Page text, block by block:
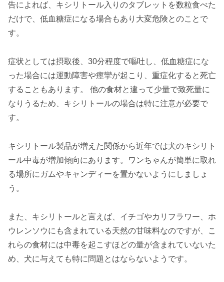
告によれば、キシリトール入りのタブレットを数粒食べた
だけで、低血糖症になる場合もあり大変危険とのことで
す。
症状としては摂取後、30分程度で嘔吐し、低血糖症にな
った場合には運動障害や痙攣が起こり、重症化すると死亡
することもあります。 他の食材と違って少量で致死量に
なりうるため、キシリトールの場合は特に注意が必要で
す。
キシリトール製品が増えた関係から近年では犬のキシリト
ール中毒が増加傾向にあります。ワンちゃんが簡単に取れ
る場所にガムやキャンディーを置かないようにしましょ
う。
また、キシリトールと言えば、イチゴやカリフラワー、ホ
ウレンソウにも含まれている天然の甘味料なのですが、こ
れらの食材には中毒を起こすほどの量が含まれていないた
め、犬に与えても特に問題とはならないようです。